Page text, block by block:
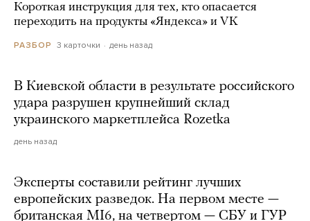
Короткая инструкция для тех, кто опасается
переходить на продукты «Яндекса» и VK
РАЗБОР 3 карточки день назад
В Киевской области в результате российского
удара разрушен крупнейший склад
украинского маркетплейса Rozetka
день назад
Эксперты составили рейтинг лучших
европейских разведок. На первом месте —
британская MI6, на четвертом — СБУ и ГУР